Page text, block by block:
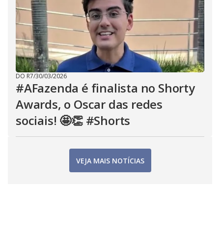
DO R7/30/03/2026
#AFazenda é finalista no Shorty
Awards, o Oscar das redes
sociais! 🤩👏 #Shorts
VEJA MAIS NOTÍCIAS